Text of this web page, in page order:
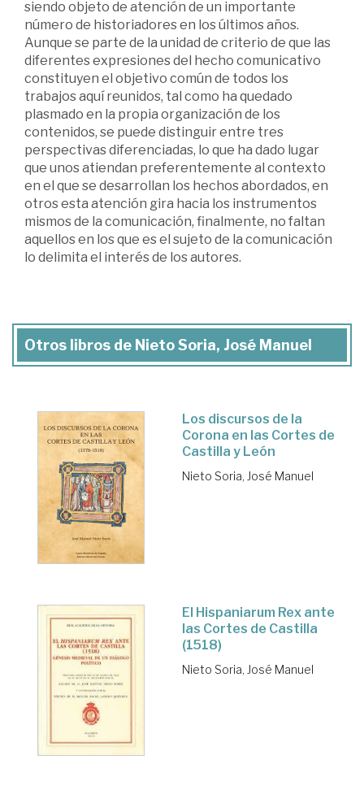
siendo objeto de atención de un importante
número de historiadores en los últimos años.
Aunque se parte de la unidad de criterio de que las
diferentes expresiones del hecho comunicativo
constituyen el objetivo común de todos los
trabajos aquí reunidos, tal como ha quedado
plasmado en la propia organización de los
contenidos, se puede distinguir entre tres
perspectivas diferenciadas, lo que ha dado lugar
que unos atiendan preferentemente al contexto
en el que se desarrollan los hechos abordados, en
otros esta atención gira hacia los instrumentos
mismos de la comunicación, finalmente, no faltan
aquellos en los que es el sujeto de la comunicación
lo delimita el interés de los autores.
Otros libros de Nieto Soria, José Manuel
Los discursos de la
Corona en las Cortes de
Castilla y León
Nieto Soria, José Manuel
El Hispaniarum Rex ante
las Cortes de Castilla
(1518)
Nieto Soria, José Manuel